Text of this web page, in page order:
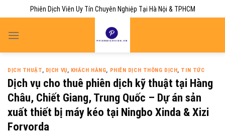
to
content
Phiên Dịch Viên Uy Tín Chuyên Nghiệp Tại Hà Nội & TPHCM
DỊCH THUẬT, DỊCH VỤ, KHÁCH HÀNG, PHIÊN DỊCH THÔNG DỊCH, TIN TỨC
Dịch vụ cho thuê phiên dịch kỹ thuật tại Hàng
Châu, Chiết Giang, Trung Quốc – Dự án sản
xuất thiết bị máy kéo tại Ningbo Xinda & Xizi
Forvorda